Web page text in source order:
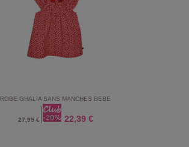
ROBE GHALIA SANS MANCHES BEBE
27,99 € 22,39 €